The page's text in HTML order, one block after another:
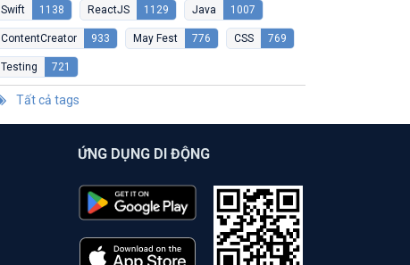
Swift 1138 ReactJS 1129 Java 1007
ContentCreator 933 May Fest 776 CSS 769
Testing 721
Tất cả tags
ỨNG DỤNG DI ĐỘNG